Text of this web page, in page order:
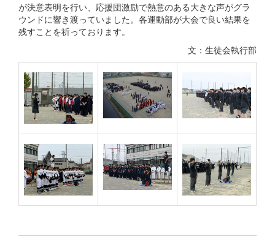
が決意表明を行い、応援団激励で熱意のある大きな声がグラ
ウンドに響き渡っていました。各運動部が大会で良い結果を
残すことを祈っております。
文：生徒会執行部